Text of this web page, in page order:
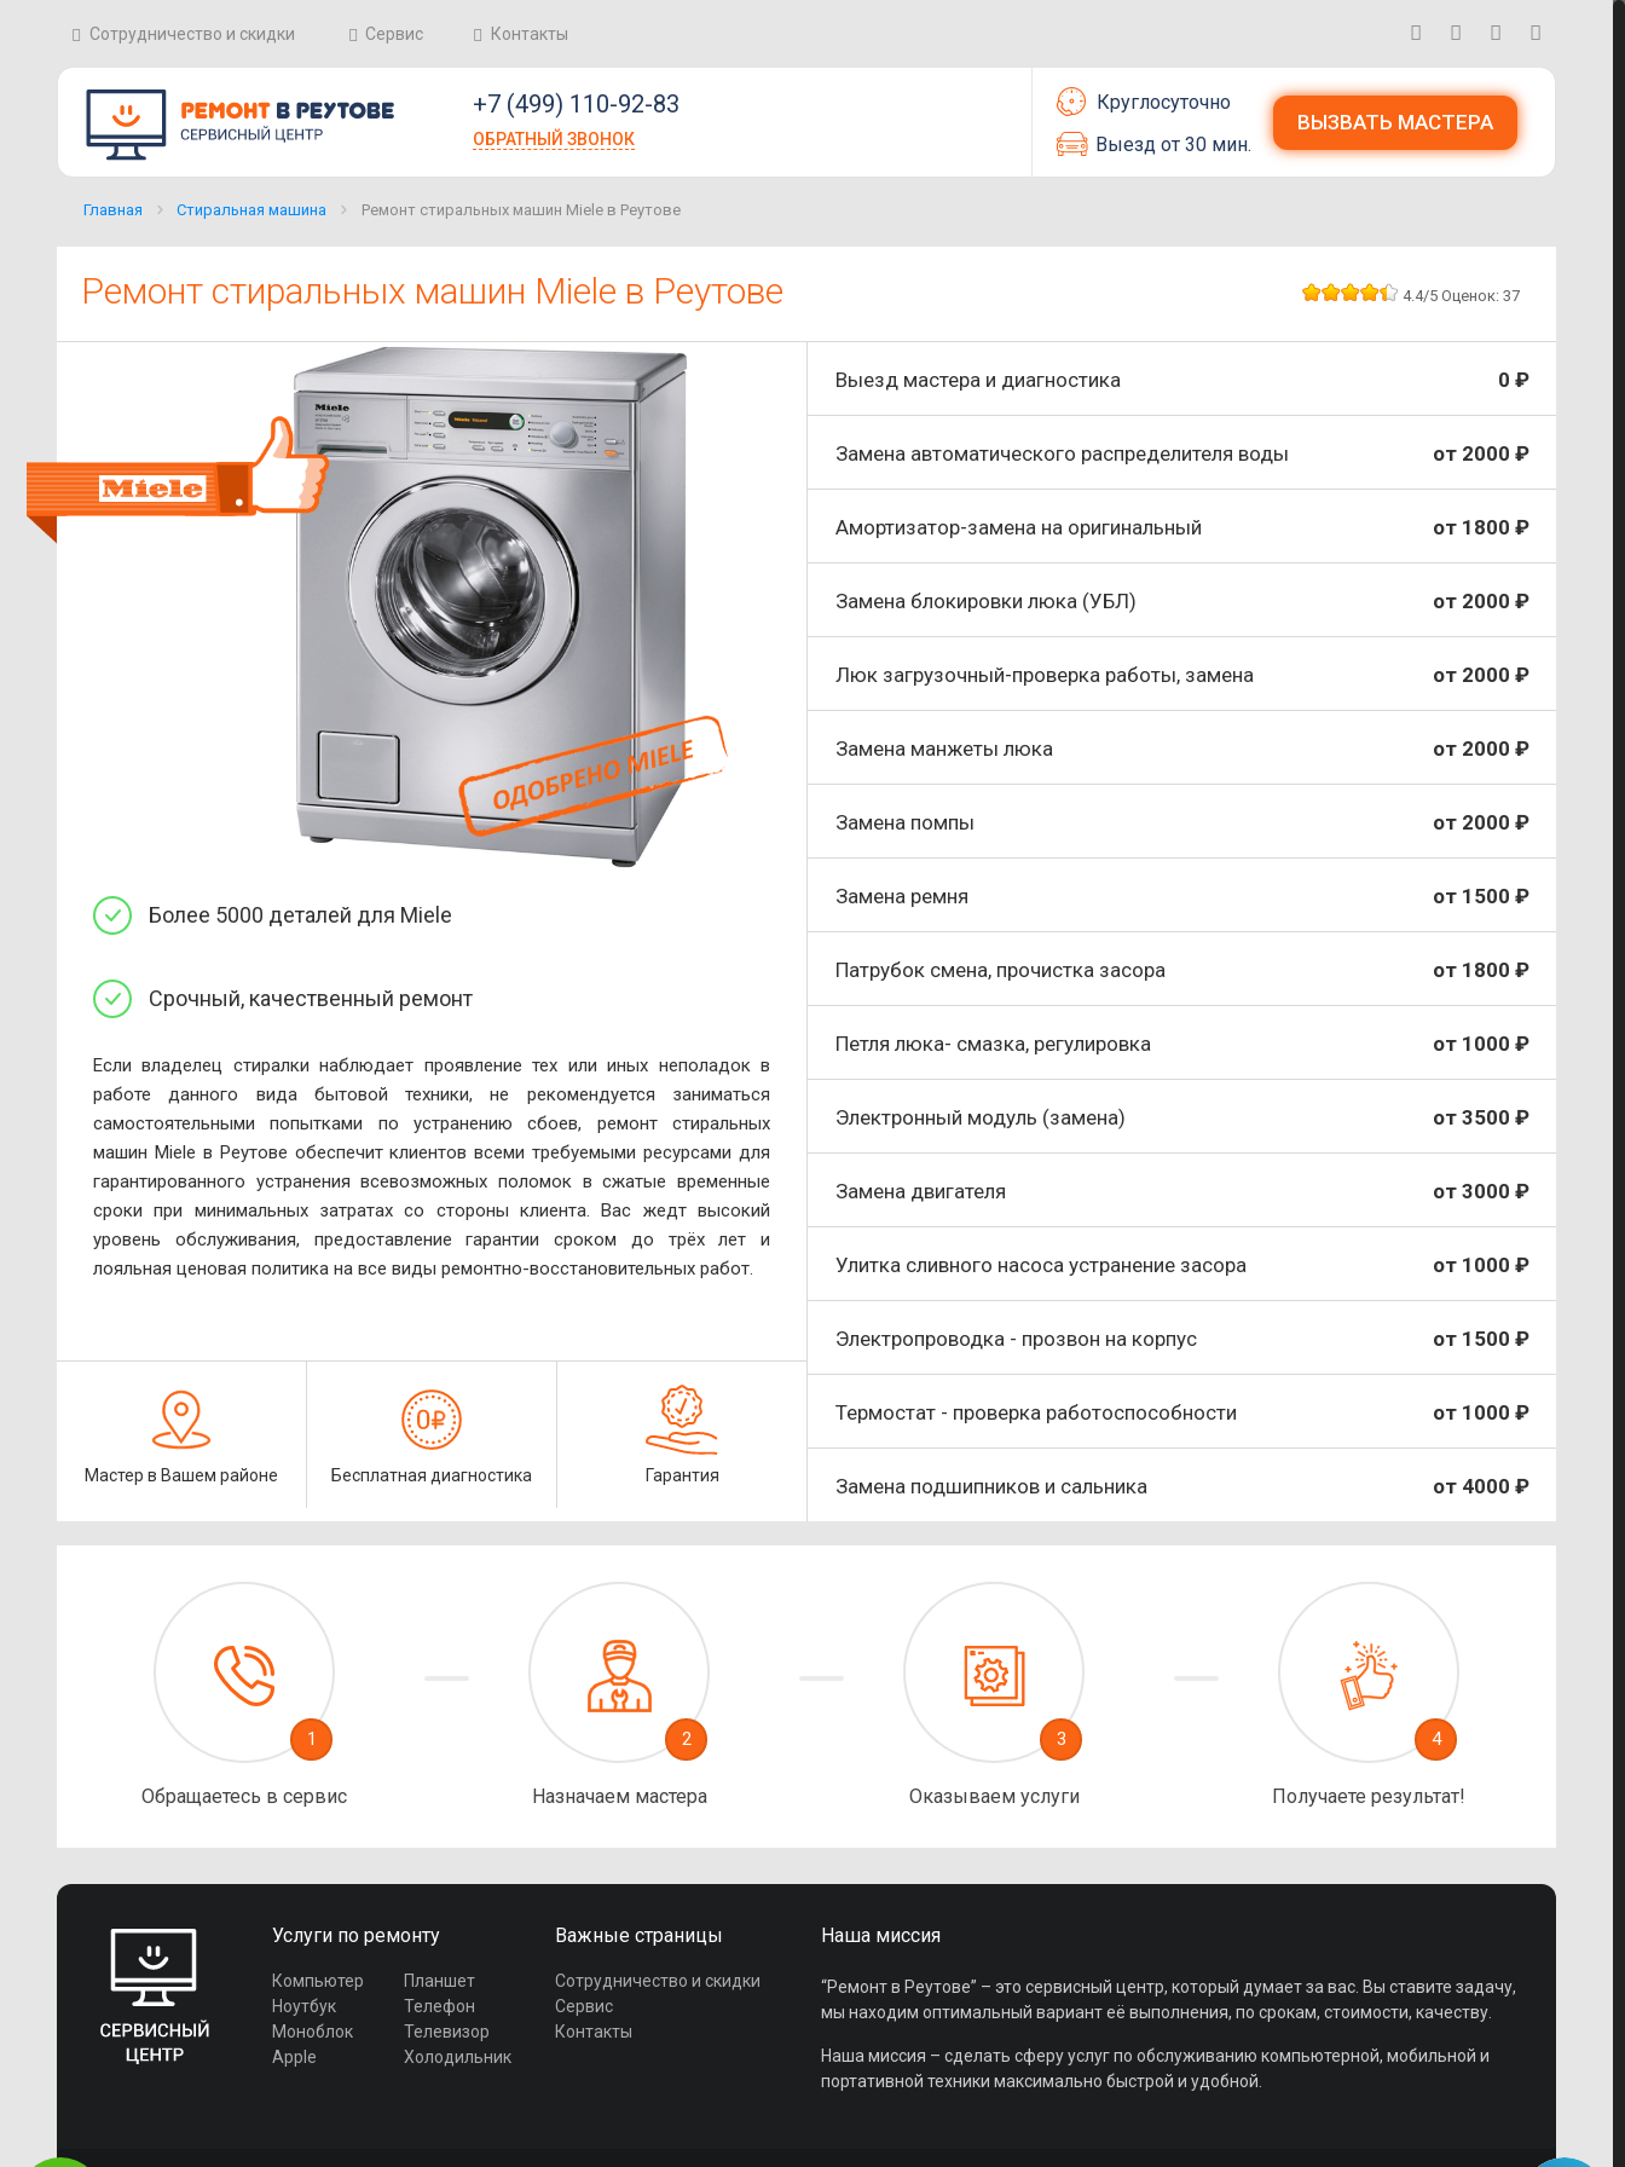
Сотрудничество и скидки Сервис Контакты
Круглосуточно
Выезд от 30 мин.
ВЫЗВАТЬ МАСТЕРА
+7 (499) 110-92-83
ОБРАТНЫЙ ЗВОНОК
Главная Стиральная машина Ремонт стиральных машин Miele в Реутове
Ремонт стиральных машин Miele в Реутове 4.4/5 Оценок: 37
Более 5000 деталей для Miele
Срочный, качественный ремонт
Если владелец стиралки наблюдает проявление тех или иных неполадок в
работе данного вида бытовой техники, не рекомендуется заниматься
самостоятельными попытками по устранению сбоев, ремонт стиральных
машин Miele в Реутове обеспечит клиентов всеми требуемыми ресурсами для
гарантированного устранения всевозможных поломок в сжатые временные
сроки при минимальных затратах со стороны клиента. Вас жедт высокий
уровень обслуживания, предоставление гарантии сроком до трёх лет и
лояльная ценовая политика на все виды ремонтно-восстановительных работ.
Мастер в Вашем районе Бесплатная диагностика Гарантия
Выезд мастера и диагностика 0 ₽
Замена автоматического распределителя воды от 2000 ₽
Амортизатор-замена на оригинальный от 1800 ₽
Замена блокировки люка (УБЛ) от 2000 ₽
Люк загрузочный-проверка работы, замена от 2000 ₽
Замена манжеты люка от 2000 ₽
Замена помпы от 2000 ₽
Замена ремня от 1500 ₽
Патрубок смена, прочистка засора от 1800 ₽
Петля люка- смазка, регулировка от 1000 ₽
Электронный модуль (замена) от 3500 ₽
Замена двигателя от 3000 ₽
Улитка сливного насоса устранение засора от 1000 ₽
Электропроводка - прозвон на корпус от 1500 ₽
Термостат - проверка работоспособности от 1000 ₽
Замена подшипников и сальника от 4000 ₽
1
Обращаетесь в сервис
2
Назначаем мастера
3
Оказываем услуги
4
Получаете результат!
Услуги по ремонту
Компьютер
Ноутбук
Моноблок
Apple
Планшет
Телефон
Телевизор
Холодильник
Важные страницы
Сотрудничество и скидки
Сервис
Контакты
Наша миссия
“Ремонт в Реутове” – это сервисный центр, который думает за вас. Вы ставите задачу,
мы находим оптимальный вариант её выполнения, по срокам, стоимости, качеству.
Наша миссия – сделать сферу услуг по обслуживанию компьютерной, мобильной и
портативной техники максимально быстрой и удобной.